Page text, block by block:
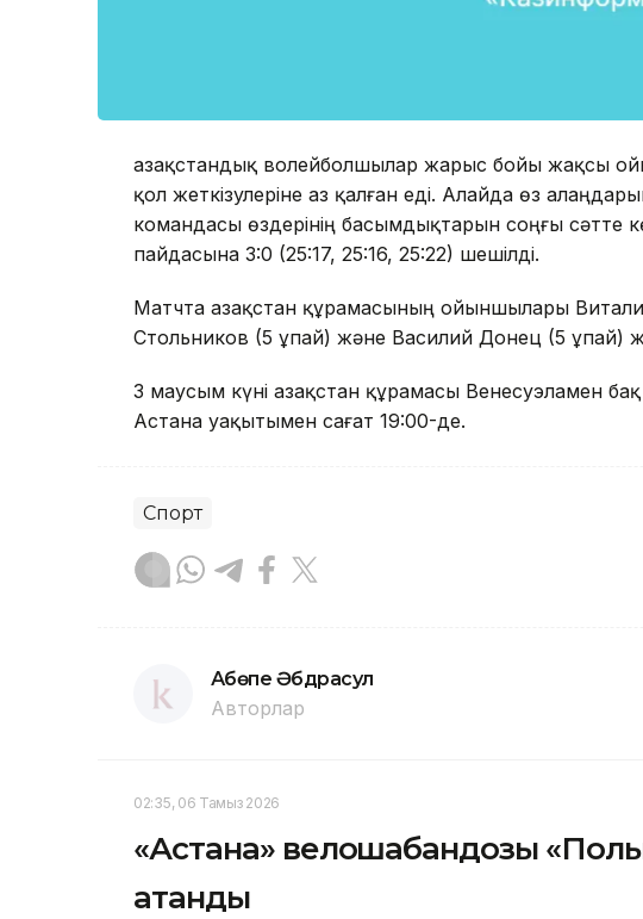
Қазақстандық волейболшылар жарыс бойы жақсы
қол жеткізулеріне аз қалған еді. Алайда өз
командасы өздерінің басымдықтарын соңғы сәтте
пайдасына 3:0 (25:17, 25:16, 25:22) шешілді.
Матчта Қазақстан құрамасының ойыншылары
Стольников (5 ұпай) және Василий Донец (5 ұпай)
3 маусым күні Қазақстан құрамасы Венесуэламен
Астана уақытымен сағат 19:00-де.
Спорт
Ақбөпе Әбдрасул
Авторлар
02:35, 06 Тамыз 2026
«Астана» велошабандозы
атанды